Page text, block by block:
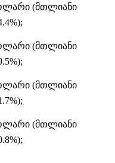
(მთლიანი
(მთლიანი
(მთლიანი
(მთლიანი